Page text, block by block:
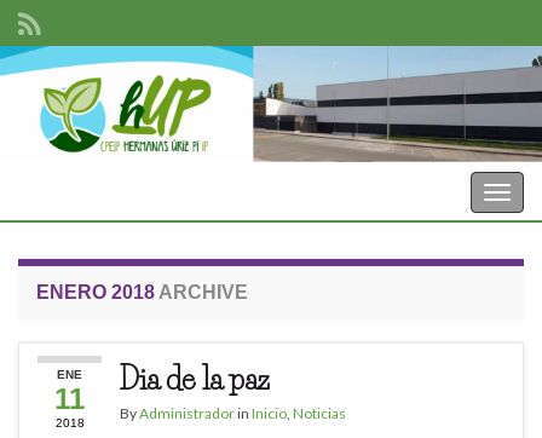
ENERO 2018 ARCHIVE
ENE
11
2018
Dia de la paz
ByAdministradorin Inicio Noticias